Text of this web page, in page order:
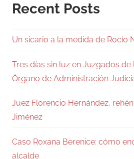
Recent Posts
Un sicario a la medida de Rocío
Tres días sin luz en Juzgados de
Órgano de Administración
Juez Florencio Hernández,
Jiménez
Caso Roxana Berenice: cómo
alcalde